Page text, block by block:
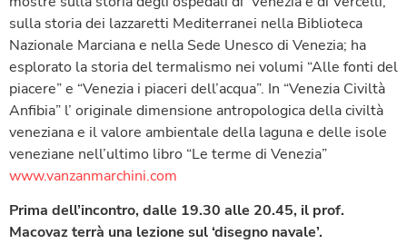
sulla storia dei lazzaretti Mediterranei nella Biblioteca
Nazionale Marciana e nella Sede Unesco di Venezia; ha
esplorato la storia del termalismo nei volumi “Alle fonti del
piacere” e “Venezia i piaceri dell’acqua”. In “Venezia Civiltà
Anfibia” l’ originale dimensione antropologica della civiltà
veneziana e il valore ambientale della laguna e delle isole
veneziane nell’ultimo libro “Le terme di Venezia”
www.vanzanmarchini.com
Prima dell’incontro, dalle 19.30 alle 20.45, il prof.
Macovaz terrà una lezione sul ‘disegno navale’.